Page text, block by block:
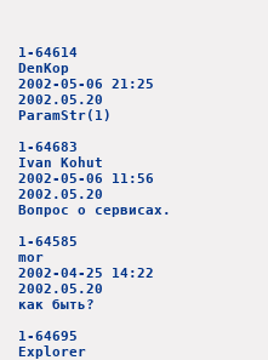
1-64614
DenKop
2002-05-06 21:25
2002.05.20
ParamStr(1)
1-64683
Ivan Kohut
2002-05-06 11:56
2002.05.20
Вопрос о сервисах.
1-64585
mor
2002-04-25 14:22
2002.05.20
как быть?
1-64695
Explorer